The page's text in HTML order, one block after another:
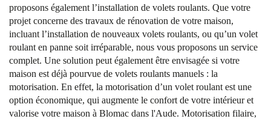
proposons également l’installation de volets roulants. Que votre
projet concerne des travaux de rénovation de votre maison,
incluant l’installation de nouveaux volets roulants, ou qu’un volet
roulant en panne soit irréparable, nous vous proposons un service
complet. Une solution peut également être envisagée si votre
maison est déjà pourvue de volets roulants manuels : la
motorisation. En effet, la motorisation d’un volet roulant est une
option économique, qui augmente le confort de votre intérieur et
valorise votre maison à Blomac dans l'Aude. Motorisation filaire,